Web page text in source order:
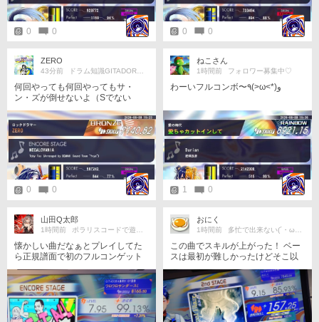
0 0 0 0
ZERO
43分前 ドラム知識GITADORAに活用
何回やっても何回やってもサ・
ン・ズが倒せないよ（Sでない
よ〜）〜(´；ω；｀)
0 0
ねこさん
1時間前 フォロワー募集中♡
わーいフルコンボ〜٩(>ω<*)و
1 0
山田Q太郎
1時間前 ポラリスコードで遊んでるよよよ☆
懐かしい曲だなぁとプレイしてた
ら正規譜面で初のフルコンゲット
おにく
1時間前 多忙で出来ない(⁠´⁠・ω・｀）
この曲でスキルが上がった！ ベー
スは最初が難しかったけどそこ以
0出したい…！ ギターが苦手すぎ
てS出てないからS出したい